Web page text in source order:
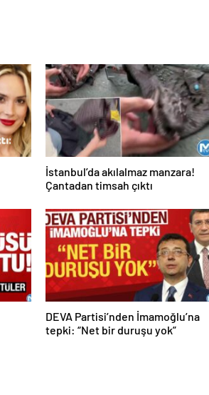
İstanbul’da akılalmaz manzara!
Çantadan timsah çıktı
DEVA Partisi’nden İmamoğlu’na
tepki: “Net bir duruşu yok”